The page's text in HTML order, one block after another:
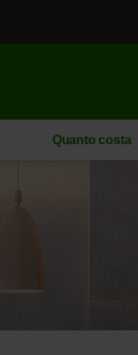
Quanto costa